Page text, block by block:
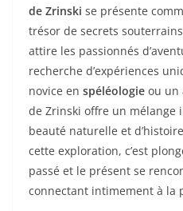
de Zrinski se présente
trésor de secrets
attire les passionnés
recherche d’expériences
novice en spéléologie ou un
de Zrinski offre un mélange
beauté naturelle et
cette exploration, c’est
passé et le présent se
connectant intimement à la